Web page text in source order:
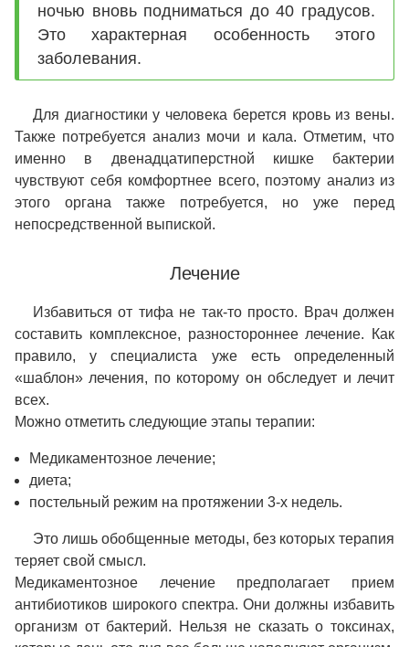
ночью вновь подниматься до 40 градусов.
Это характерная особенность этого
заболевания.
Для диагностики у человека берется кровь из вены.
Также потребуется анализ мочи и кала. Отметим, что
именно в двенадцатиперстной кишке бактерии
чувствуют себя комфортнее всего, поэтому анализ из
этого органа также потребуется, но уже перед
непосредственной выпиской.
Лечение
Избавиться от тифа не так-то просто. Врач должен
составить комплексное, разностороннее лечение. Как
правило, у специалиста уже есть определенный
«шаблон» лечения, по которому он обследует и лечит
всех.
Можно отметить следующие этапы терапии:
Медикаментозное лечение;
диета;
постельный режим на протяжении 3-х недель.
Это лишь обобщенные методы, без которых терапия
теряет свой смысл.
Медикаментозное лечение предполагает прием
антибиотиков широкого спектра. Они должны избавить
организм от бактерий. Нельзя не сказать о токсинах,